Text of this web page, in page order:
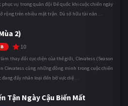
phục vụ trong quân đội Đế quốc khi cuộc chiến ngày
rộng trên nhiều mặt trận. Dù sở hữu tài năn ...
2)
10
thay đổi cục diện của thế giới, Clevatess (Season
Clevatess cùng những đồng minh trong cuộc chiến
đang đẩy nhân loại đến bờ vực diệ ...
Tận Ngày Cậu Biến Mất